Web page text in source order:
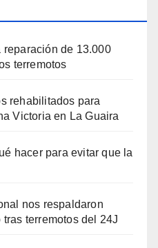
de 13.000
terremotos
rehabilitados para
Victoria en La Guaira
hacer para evitar que la
nos respaldaron
terremotos del 24J